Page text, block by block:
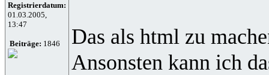
Registrierdatum:
01.03.2005,
13:47
Beiträge: 1846
Das als html zu
Ansonsten kann ich